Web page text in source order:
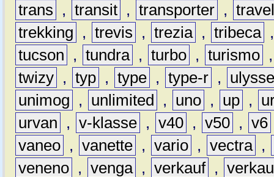
trans
, transit , transporter ,
trekking
, trevis , trezia , tribeca
tucson
, tundra , turbo , turismo
twizy , typ , type , type-r ,
unimog
, unlimited , uno , up ,
urvan
, v-klasse , v40 , v50 , v6
vaneo , vanette , vario , vectra ,
veneno , venga , verkauf ,